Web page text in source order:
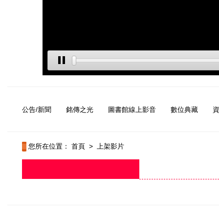
公告/新聞 銘傳之光 圖書館線上影音 數位典藏
您所在位置： 首頁 > 上架影片